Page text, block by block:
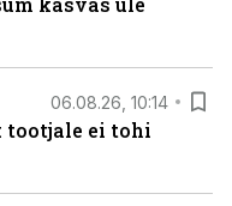
06.08.26, 10:14
tootjale ei tohi